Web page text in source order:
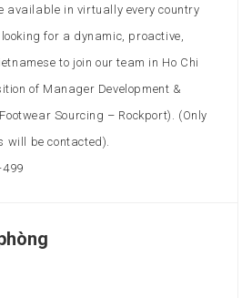
available in virtually every country
for a dynamic, proactive,
to join our team in Ho Chi
of Manager Development &
Sourcing – Rockport). (Only
will be contacted).
499